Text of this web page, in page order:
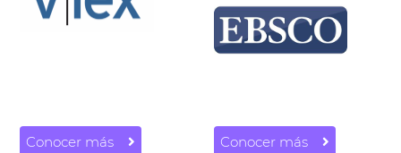
Conocer más Conocer más